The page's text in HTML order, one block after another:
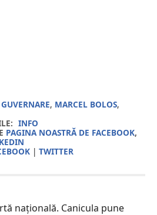
, MARCEL BOLOS,
INFO
PAGINA NOASTRĂ DE FACEBOOK,
| TWITTER
națională. Canicula pune